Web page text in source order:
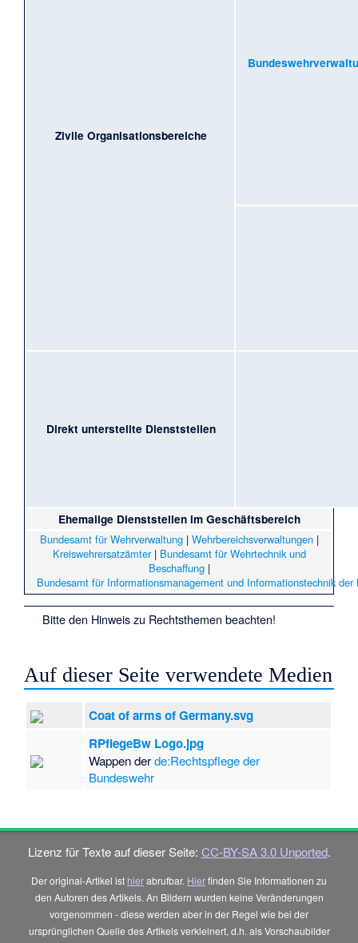
Zivile Organisationsbereiche
Direkt unterstellte Dienststellen
Ehemalige Dienststellen im Geschäftsbereich
Bundesamt für Wehrverwaltung| Wehrbereichsverwaltungen|
Kreiswehrersatzämter| Bundesamt für Wehrtechnik und
Beschaffung|
Bundesamt für Informationsmanagement und Informationstechnik der
Bitte den Hinweis zu Rechtsthemen beachten!
Auf dieser Seite verwendete Medien
Coat of arms of Germany.svg
RPflegeBw Logo.jpg
Wappen derde:Rechtspflege der
Bundeswehr
Lizenz für Texte auf dieser Seite: CC-BY-SA 3.0 Unported.
Der original-Artikel ist hierabrufbar. Hierfinden Sie Informationen zu
den Autoren des Artikels. An Bildern wurden keine Veränderungen
vorgenommen - diese werden aber in der Regel wie bei der
ursprünglichen Quelle des Artikels verkleinert, d.h. als Vorschaubilder